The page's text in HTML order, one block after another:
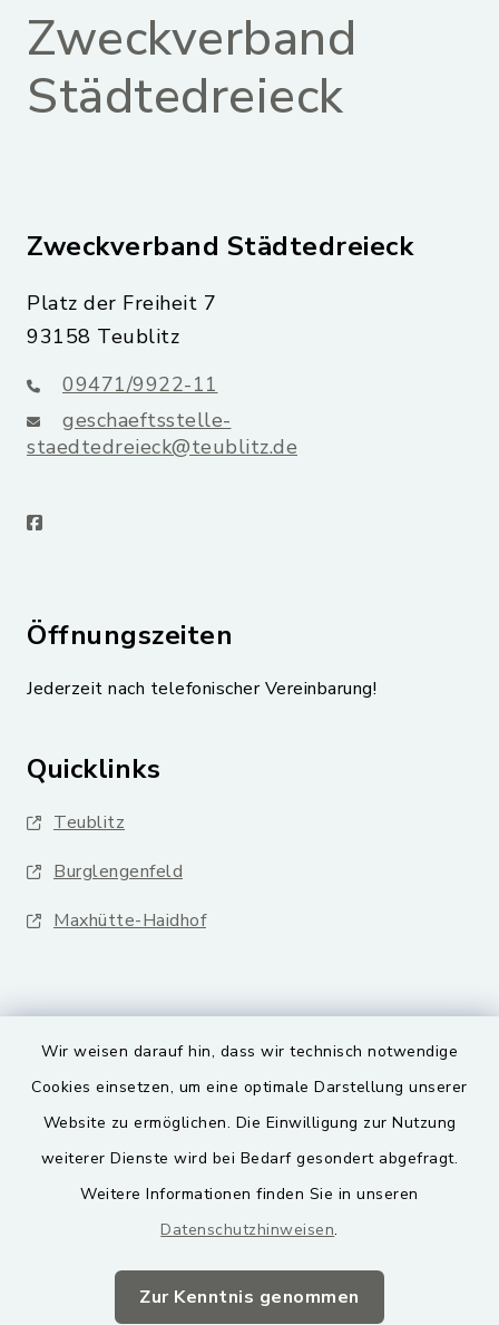
Wir weisen darauf hin, dass wir technisch notwendige
Cookies einsetzen, um eine optimale Darstellung unserer
Website zu ermöglichen. Die Einwilligung zur Nutzung
weiterer Dienste wird bei Bedarf gesondert abgefragt.
Weitere Informationen finden Sie in unseren
Datenschutzhinweisen.
Zur Kenntnis genommen
Zweckverband
Städtedreieck
Zweckverband Städtedreieck
Platz der Freiheit 7
93158 Teublitz
09471/9922-11
geschaeftsstelle-
staedtedreieck@teublitz.de
facebook
Öffnungszeiten
Jederzeit nach telefonischer Vereinbarung!
Quicklinks
Teublitz
Burglengenfeld
Maxhütte-Haidhof
Netiquette
Barrierefreiheit
Impressum